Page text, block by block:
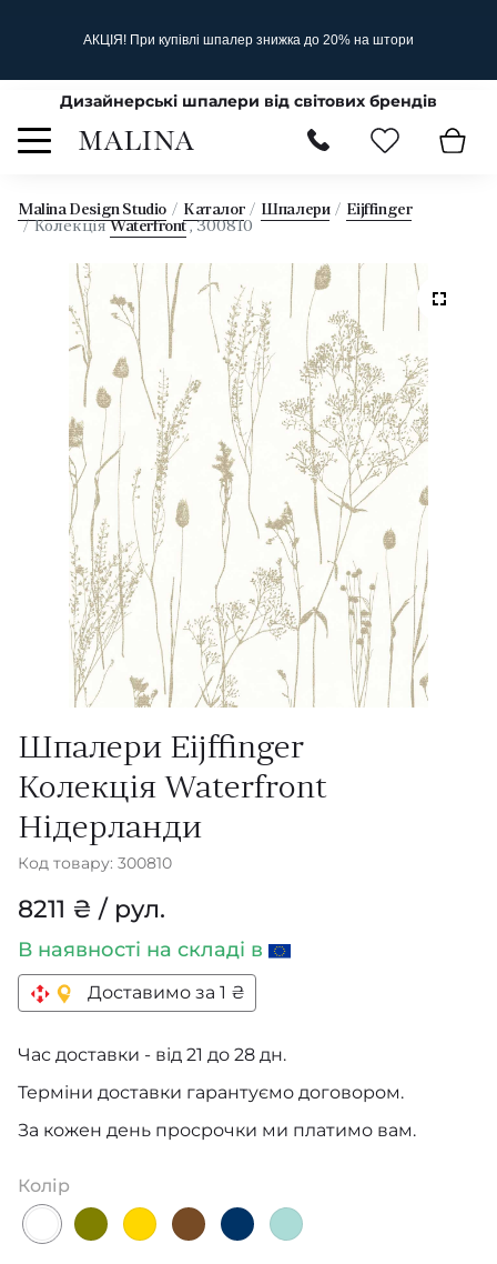
АКЦІЯ! При купівлі шпалер знижка до 20% на штори
Дизайнерські шпалери від світових брендів
Malina Design Studio Каталог Шпалери
Eijffinger
Колекція Waterfront , 300810
Шпалери Eijffinger
Колекція Waterfront
Нідерланди
Код товару: 300810
8211 ₴ / рул.
В наявності на складі в
Доставимо за 1 ₴
Час доставки - від 21 до 28 дн.
Терміни доставки гарантуємо договором.
За кожен день просрочки ми платимо вам.
Колір